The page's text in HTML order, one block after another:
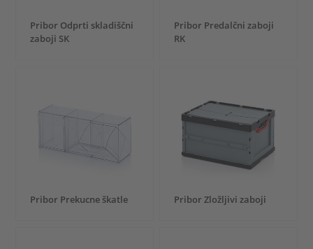
Pribor Odprti skladiščni
zaboji SK
Pribor Predalčni zaboji
RK
Pribor Prekucne škatle Pribor Zložljivi zaboji